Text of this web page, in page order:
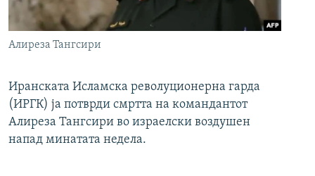
Алиреза Тангсири
Иранската Исламска револуционерна гарда
(ИРГК) ја потврди смртта на командантот
Алиреза Тангсири во израелски воздушен
напад минатата недела.